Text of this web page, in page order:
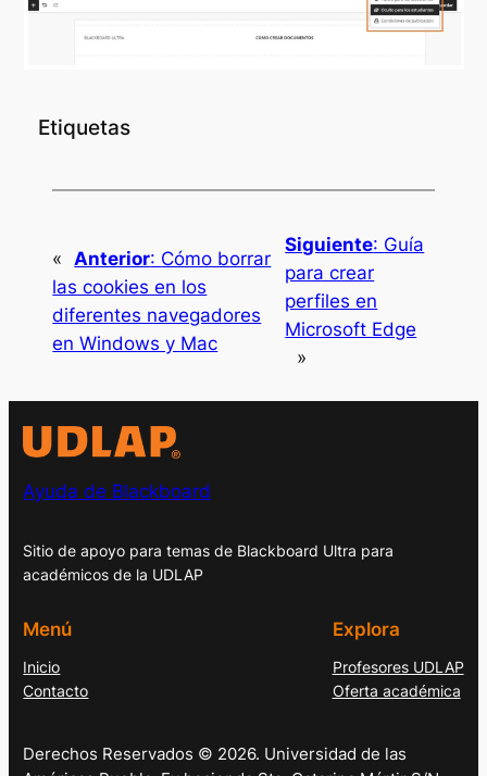
Etiquetas
« Anterior: Cómo borrar
las cookies en los
diferentes navegadores
en Windows y Mac
Siguiente: Guía
para crear
perfiles en
Microsoft Edge
»
Ayuda de Blackboard
Sitio de apoyo para temas de Blackboard Ultra para
académicos de la UDLAP
Menú
Inicio
Contacto
Explora
Profesores UDLAP
Oferta académica
Derechos Reservados © 2026. Universidad de las